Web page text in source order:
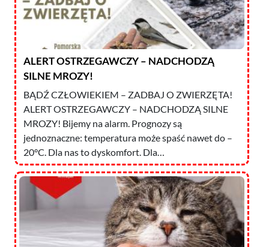
ALERT OSTRZEGAWCZY – NADCHODZĄ
SILNE MROZY!
BĄDŹ CZŁOWIEKIEM – ZADBAJ O ZWIERZĘTA!
ALERT OSTRZEGAWCZY – NADCHODZĄ SILNE
MROZY! Bijemy na alarm. Prognozy są
jednoznaczne: temperatura może spaść nawet do –
20°C. Dla nas to dyskomfort. Dla…